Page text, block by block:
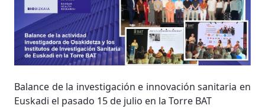
Balance de la investigación e innovación sanitaria en
Euskadi el pasado 15 de julio en la Torre BAT